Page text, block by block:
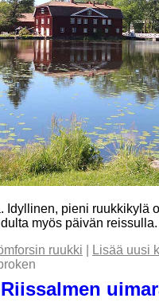
Idyllinen, pieni
myös päivän reissulla.
ruukki
Lisää uusi